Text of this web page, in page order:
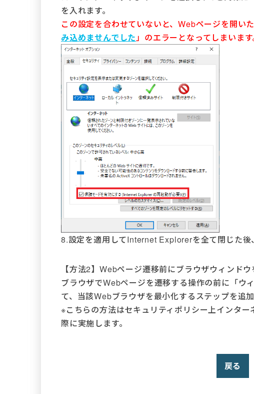
を入れます。
この設定を合わせていないと、Webページを開い
み込めませんでした」のエラーとなってしまいます
8.設定を適用してInternet Explorerを全て閉じた後
【方法2】Webページ遷移前にブラウザウィンド
ブラウザでWebページを遷移する操作の前に「ウ
て、当該Webブラウザを最小化するステップを追加
※こちらの方法はセキュリティポリシー上インタ
際に実施します。
戻る